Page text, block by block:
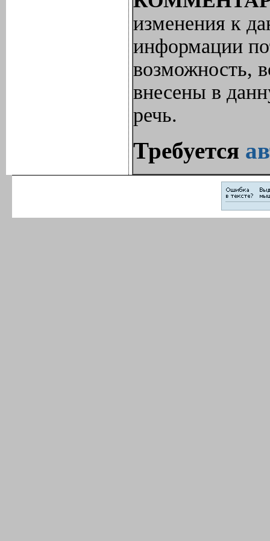
изменения к
информации
возможность,
внесены в
речь.
Требуется